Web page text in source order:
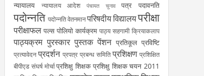
न्यायालय न्यायालय आदेश पंचायत चुनाव पत्र पदावनति
पदोन्नति पदोन्नति वेतनमानपरिषदीय विद्यालयपरीक्षा
परीक्षाफल पल्स पोलियो कार्यक्रम पाठ्य सहगामी क्रियाकलाप
पाठ्यक्रम पुरस्कार पुस्तक पेंशन प्रतिकूल प्रविष्टि
प्रत्यावेदन प्रदर्शन प्रपत्र प्रबन्ध समिति प्रशिक्षण प्रशिक्षित
बीपीएड संघर्ष मोर्चा प्रशिक्षु शिक्षक प्रशिक्षु शिक्षक चयन 2011